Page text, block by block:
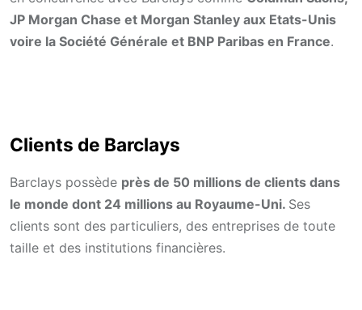
JP Morgan Chase et Morgan Stanley aux Etats-Unis
voire la Société Générale et BNP Paribas en France.
Clients de Barclays
Barclays possède près de 50 millions de clients dans
le monde dont 24 millions au Royaume-Uni. Ses
clients sont des particuliers, des entreprises de toute
taille et des institutions financières.